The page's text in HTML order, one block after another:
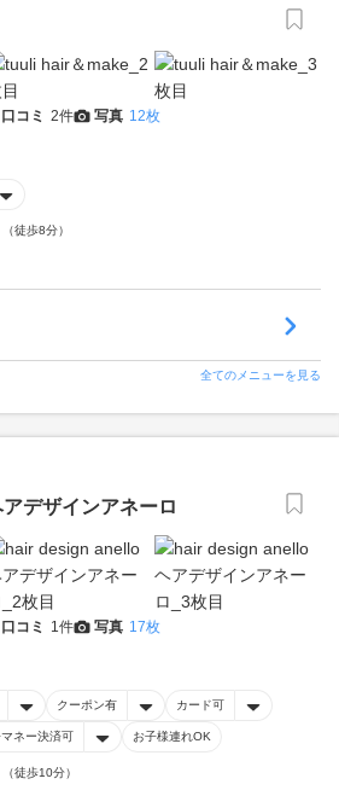
口コミ 2件 写真 12枚
徒歩8分）
全てのメニューを見る
デザインアネーロ
口コミ 1件 写真 17枚
クーポン有 カード可
マネー決済可 お子様連れOK
徒歩10分）